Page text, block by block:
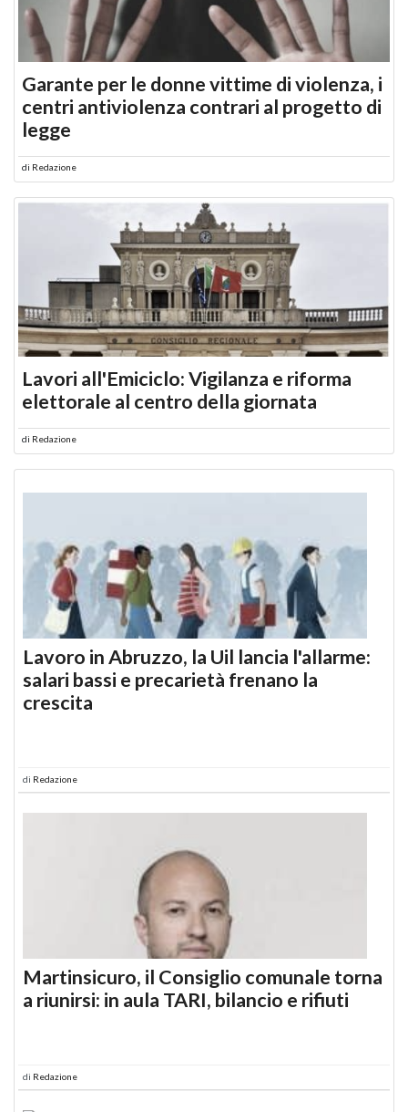
Garante per le donne vittime di violenza, i
centri antiviolenza contrari al progetto di
legge
di Redazione
Lavori all'Emiciclo: Vigilanza e riforma
elettorale al centro della giornata
di Redazione
Lavoro in Abruzzo, la Uil lancia l'allarme:
salari bassi e precarietà frenano la
crescita
di Redazione
Martinsicuro, il Consiglio comunale torna
a riunirsi: in aula TARI, bilancio e rifiuti
di Redazione